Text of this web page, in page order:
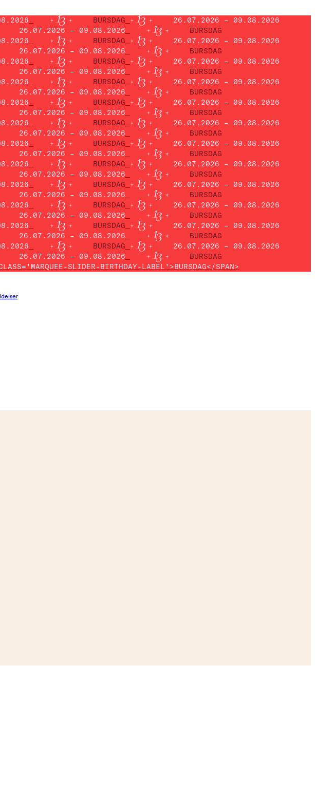
BURSDAG
26.07.2026 – 09.08.2026
26.07.2026 – 09.08.2026
BURSDAG
BURSDAG
26.07.2026 – 09.08.2026
26.07.2026 – 09.08.2026
BURSDAG
BURSDAG
26.07.2026 – 09.08.2026
26.07.2026 – 09.08.2026
BURSDAG
BURSDAG
26.07.2026 – 09.08.2026
26.07.2026 – 09.08.2026
BURSDAG
BURSDAG
26.07.2026 – 09.08.2026
26.07.2026 – 09.08.2026
BURSDAG
BURSDAG
26.07.2026 – 09.08.2026
26.07.2026 – 09.08.2026
BURSDAG
BURSDAG
26.07.2026 – 09.08.2026
26.07.2026 – 09.08.2026
BURSDAG
BURSDAG
26.07.2026 – 09.08.2026
26.07.2026 – 09.08.2026
BURSDAG
BURSDAG
26.07.2026 – 09.08.2026
26.07.2026 – 09.08.2026
BURSDAG
BURSDAG
26.07.2026 – 09.08.2026
26.07.2026 – 09.08.2026
BURSDAG
BURSDAG
26.07.2026 – 09.08.2026
26.07.2026 – 09.08.2026
BURSDAG
BURSDAG
26.07.2026 – 09.08.2026
26.07.2026 – 09.08.2026
BURSDAG
SLIDER-BIRTHDAY-LABEL'>BURSDAG</SPAN>